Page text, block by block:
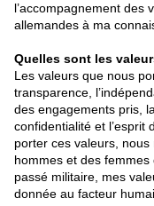
l’accompagnement des
allemandes à ma
Quelles sont les
Les valeurs que nous
transparence,
des engagements pris,
confidentialité et l’esprit
porter ces valeurs,
hommes et des
passé militaire, mes
donnée au facteur